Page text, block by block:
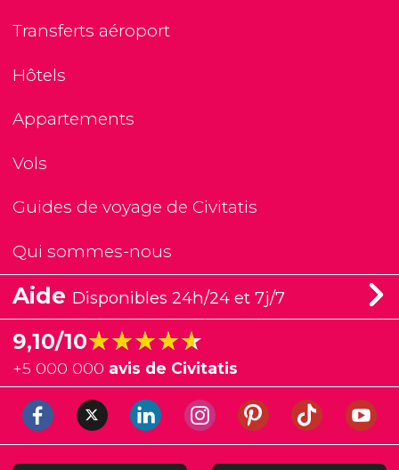
Transferts aéroport
Hôtels
Appartements
Vols
Guides de voyage de Civitatis
Qui sommes-nous
Aide Disponibles 24h/24 et 7j/7
9,10/10★★★★★
★★★★★
+5 000 000 avis de Civitatis